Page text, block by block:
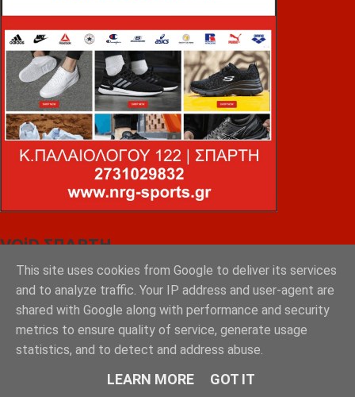
VOiD ΣΠΑΡΤΗ
This site uses cookies from Google to deliver its services
and to analyze traffic. Your IP address and user-agent are
shared with Google along with performance and security
metrics to ensure quality of service, generate usage
statistics, and to detect and address abuse.
LEARN MORE GOT IT